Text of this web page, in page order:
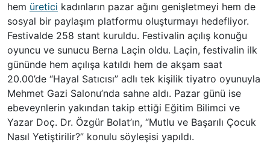
hem üretici kadınların pazar ağını genişletmeyi hem de
sosyal bir paylaşım platformu oluşturmayı hedefliyor.
Festivalde 258 stant kuruldu. Festivalin açılış konuğu
oyuncu ve sunucu Berna Laçin oldu. Laçin, festivalin ilk
gününde hem açılışa katıldı hem de akşam saat
20.00’de “Hayal Satıcısı” adlı tek kişilik tiyatro oyunuyla
Mehmet Gazi Salonu’nda sahne aldı. Pazar günü ise
ebeveynlerin yakından takip ettiği Eğitim Bilimci ve
Yazar Doç. Dr. Özgür Bolat’ın, “Mutlu ve Başarılı Çocuk
Nasıl Yetiştirilir?” konulu söyleşisi yapıldı.